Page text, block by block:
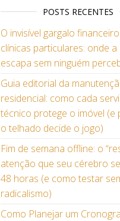
POSTS RECENTES
O invisível gargalo
clínicas particulares: onde a
escapa sem ninguém
Guia editorial da
residencial: como cada
técnico protege o imóvel (e
o telhado decide o jogo)
Fim de semana offline: o
atenção que seu cérebro
48 horas (e como testar
radicalismo)
Como Planejar um